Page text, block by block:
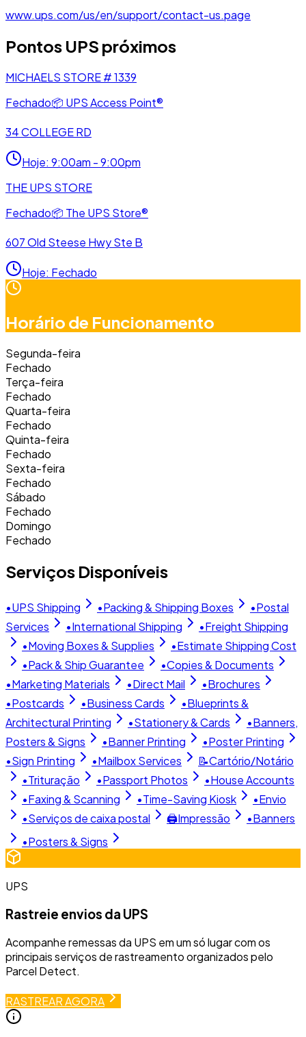
www.ups.com/us/en/support/contact-us.page
Pontos UPS próximos
MICHAELS STORE # 1339
Fechado📦 UPS Access Point®
34 COLLEGE RD
Hoje: 9:00am - 9:00pm
THE UPS STORE
Fechado📦 The UPS Store®
607 Old Steese Hwy Ste B
Hoje: Fechado
Horário de Funcionamento
Segunda-feira
Fechado
Terça-feira
Fechado
Quarta-feira
Fechado
Quinta-feira
Fechado
Sexta-feira
Fechado
Sábado
Fechado
Domingo
Fechado
Serviços Disponíveis
•UPS Shipping •Packing & Shipping Boxes •Postal
Services
•International Shipping •Freight Shipping
•Moving Boxes & Supplies •Estimate Shipping Cost
•Pack & Ship Guarantee •Copies & Documents
•Marketing Materials •Direct Mail •Brochures
•Postcards •Business Cards •Blueprints &
Architectural Printing
•Stationery & Cards •Banners,
Posters & Signs
•Banner Printing •Poster Printing
•Sign Printing •Mailbox Services 📝Cartório/Notário
•Trituração •Passport Photos •House Accounts
•Faxing & Scanning •Time-Saving Kiosk •Envio
•Serviços de caixa postal 🖨️Impressão •Banners
•Posters & Signs
UPS
Rastreie envios da UPS
Acompanhe remessas da UPS em um só lugar com os
principais serviços de rastreamento organizados pelo
Parcel Detect.
RASTREAR AGORA